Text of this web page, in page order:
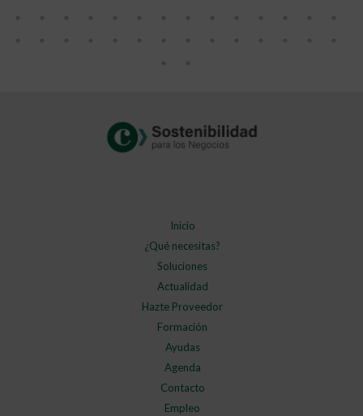
Inicio
¿Qué necesitas?
Soluciones
Actualidad
Hazte Proveedor
Formación
Ayudas
Agenda
Contacto
Empleo